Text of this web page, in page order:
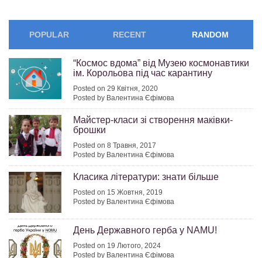
POPULAR RECENT RANDOM
“Космос вдома” від Музею космонавтики
ім. Корольова під час карантину
Posted on 29 Квітня, 2020
Posted by Валентина Єфімова
Майстер-класи зі створення маківки-
брошки
Posted on 8 Травня, 2017
Posted by Валентина Єфімова
Класика літератури: знати більше
Posted on 15 Жовтня, 2019
Posted by Валентина Єфімова
День Державного герба у NAMU!
Posted on 19 Лютого, 2024
Posted by Валентина Єфімова